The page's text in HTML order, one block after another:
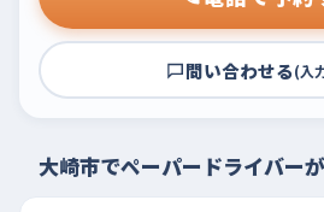
問い合わせる(入
大崎市でペーパードライバー